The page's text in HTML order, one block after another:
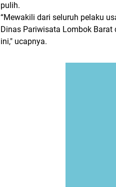
pulih.
“Mewakili dari seluruh pelaku
Dinas Pariwisata Lombok
ini," ucapnya.